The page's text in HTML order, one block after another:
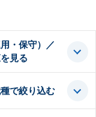
・保守）／
見る
で絞り込む